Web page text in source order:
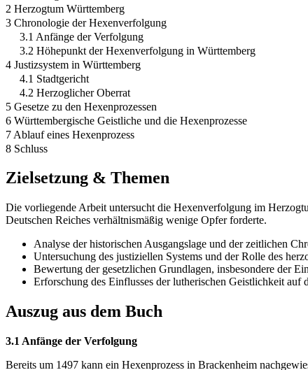
2 Herzogtum Württemberg
3 Chronologie der Hexenverfolgung
3.1 Anfänge der Verfolgung
3.2 Höhepunkt der Hexenverfolgung in Württemberg
4 Justizsystem in Württemberg
4.1 Stadtgericht
4.2 Herzoglicher Oberrat
5 Gesetze zu den Hexenprozessen
6 Württembergische Geistliche und die Hexenprozesse
7 Ablauf eines Hexenprozess
8 Schluss
Zielsetzung & Themen
Die vorliegende Arbeit untersucht die Hexenverfolgung im
Deutschen Reiches verhältnismäßig wenige Opfer forderte.
Analyse der historischen Ausgangslage und der zeitlichen
Untersuchung des justiziellen Systems und der Rolle des
Bewertung der gesetzlichen Grundlagen, insbesondere der
Erforschung des Einflusses der lutherischen Geistlichkeit auf
Auszug aus dem Buch
3.1 Anfänge der Verfolgung
Bereits um 1497 kann ein Hexenprozess in Brackenheim